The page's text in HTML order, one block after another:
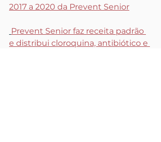
2017 a 2020 da Prevent Senior
Prevent Senior faz receita padrão
e distribui cloroquina, antibiótico e